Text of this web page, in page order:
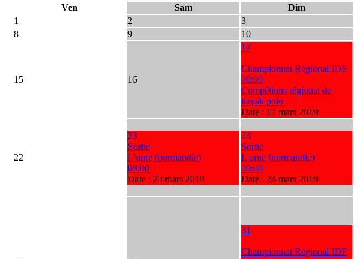
Ven Sam
Dim
1
2
3
8 9 10
15 16
17
Championnat Régional IDF
00:00
Compétions régional de
kayak polo
Date : 17 mars 2019
22
23
Sortie
L'orne (normandie)
08:00
Date : 23 mars 2019
24
Sortie
L'orne (normandie)
00:00
Date : 24 mars 2019
31
Championnat Régional IDF